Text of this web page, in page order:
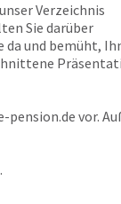
Verzeichnis
Sie darüber
da und bemüht,
pension.de vor.